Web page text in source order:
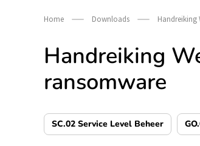
Home Downloads Handreiking
Handreiking
ransomware
SC.02 Service Level Beheer